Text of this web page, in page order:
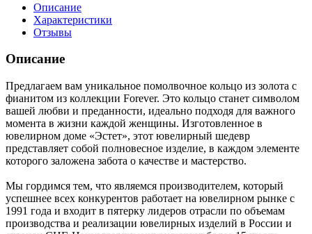
Описание
Характеристики
Отзывы
Описание
Предлагаем вам уникальное помолвочное кольцо из золота с
фианитом из коллекции Forever. Это кольцо станет символом
вашей любви и преданности, идеально подходя для важного
момента в жизни каждой женщины. Изготовленное в
ювелирном доме «Эстет», этот ювелирный шедевр
представляет собой полновесное изделие, в каждом элементе
которого заложена забота о качестве и мастерство.
Мы гордимся тем, что являемся производителем, который
успешнее всех конкурентов работает на ювелирном рынке с
1991 года и входит в пятерку лидеров отрасли по объемам
производства и реализации ювелирных изделий в России и